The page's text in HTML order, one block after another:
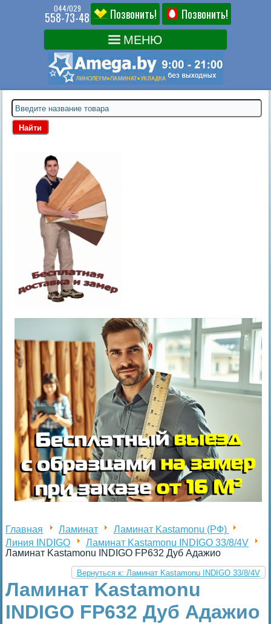
044/029
558-73-48 Позвонить! Позвонить!
Главная Ламинат
Ламинат Kastamonu (РФ)
Линия INDIGO
Ламинат Kastamonu INDIGO 33/8/4V
Ламинат Kastamonu INDIGO FP632 Дуб Адажио
Вернуться к: Ламинат Kastamonu INDIGO 33/8/4V
Ламинат Kastamonu
INDIGO FP632 Дуб Адажио